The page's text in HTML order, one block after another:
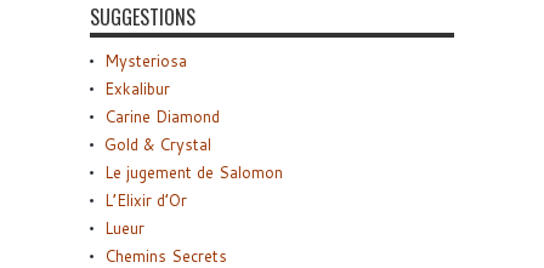
SUGGESTIONS
Mysteriosa
Exkalibur
Carine Diamond
Gold & Crystal
Le jugement de Salomon
L’Elixir d’Or
Lueur
Chemins Secrets